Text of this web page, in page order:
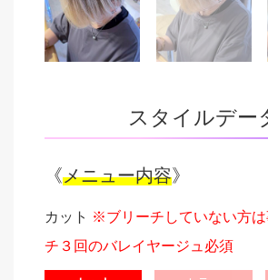
スタイルデー
《メニュー内容》
カット ※ブリーチしていない方
チ３回のバレイヤージュ必須